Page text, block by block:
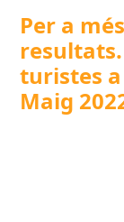
Per a
turistes
Maig